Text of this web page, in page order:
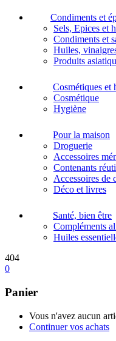
Condiments et
Sels, Epices et
Condiments et
Huiles,
Produits
Cosmétiques et
Cosmétique
Hygiène
Pour la maison
Droguerie
Accessoires
Contenants
Accessoires de
Déco et livres
Santé, bien être
Compléments
Huiles
404
0
Panier
Vous n'avez aucun
Continuer vos achats